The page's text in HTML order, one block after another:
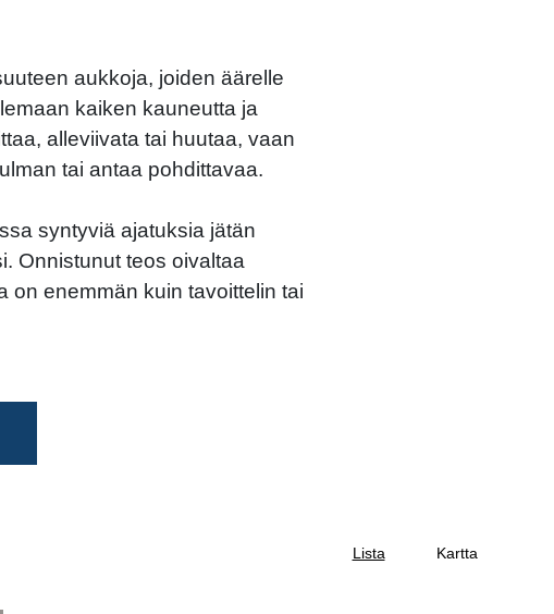
aukkoja, joiden äärelle
kaiken kauneutta ja
alleviivata tai huutaa, vaan
tai antaa pohdittavaa.
syntyviä ajatuksia jätän
Onnistunut teos oivaltaa
on enemmän kuin tavoittelin tai
Lista Kartta